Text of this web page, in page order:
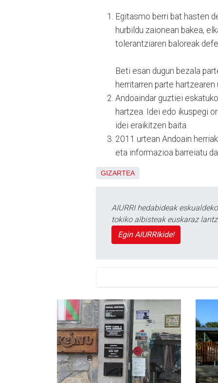
Egitasmo berri bat hasten
hurbildu zaionean bakea,
tolerantziaren baloreak
Beti esan dugun bezala
herritarren parte
Andoaindar guztiei
hartzea. Idei edo ikuspegi
idei eraikitzen baita.
2011 urtean Andoain
eta informazioa barreiatu
GIZARTEA
AIURRI hedabideak
tokiko albisteak euskaraz
Egin AIURRIkide!